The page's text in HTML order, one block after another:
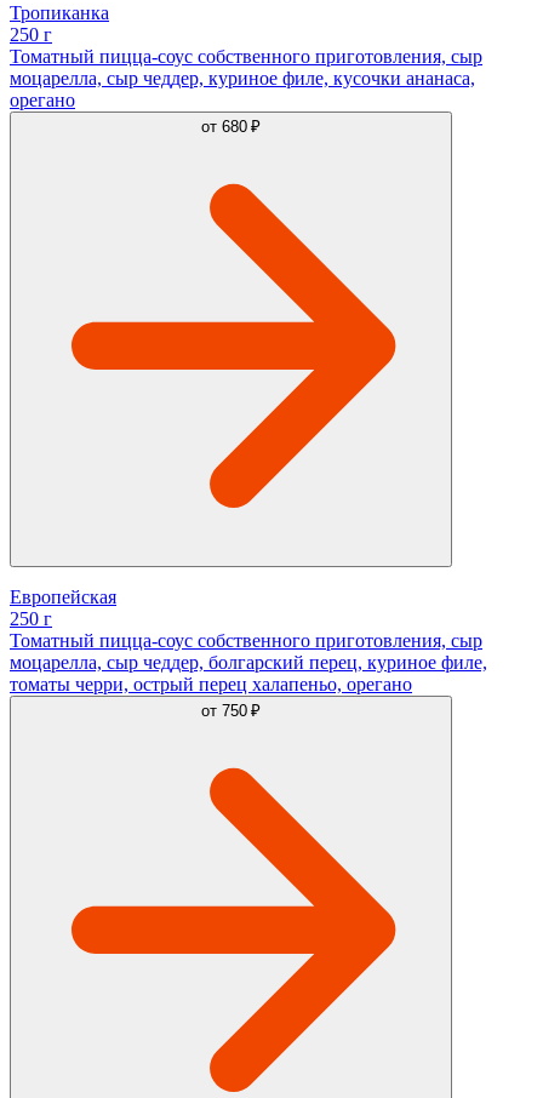
Тропиканка
250 г
Томатный пицца-соус собственного приготовления, сыр
моцарелла, сыр чеддер, куриное филе, кусочки ананаса,
орегано
от 680 ₽
Европейская
250 г
Томатный пицца-соус собственного приготовления, сыр
моцарелла, сыр чеддер, болгарский перец, куриное филе,
томаты черри, острый перец халапеньо, орегано
от 750 ₽